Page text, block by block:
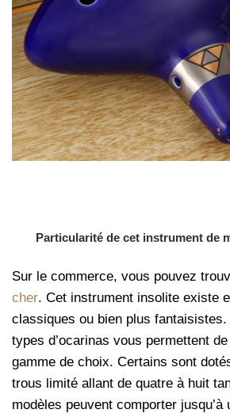
Particularité de cet instrument de
Sur le commerce, vous pouvez
cher. Cet instrument insolite existe
classiques ou bien plus
types d’ocarinas vous permettent
gamme de choix. Certains sont
trous limité allant de quatre à huit
modèles peuvent comporter jusqu’à